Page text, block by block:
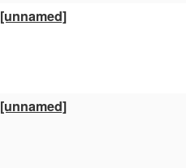
[unnamed]
[unnamed]